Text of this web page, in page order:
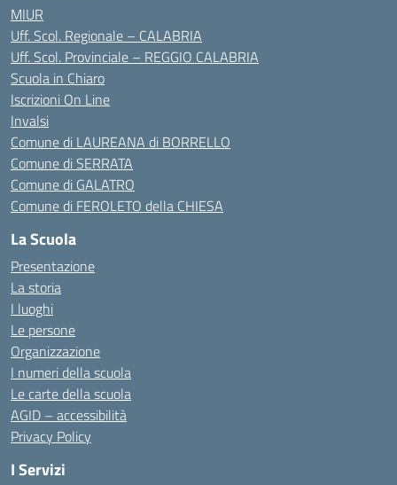
MIUR
Uff. Scol. Regionale – CALABRIA
Uff. Scol. Provinciale – REGGIO CALABRIA
Scuola in Chiaro
Iscrizioni On Line
Invalsi
Comune di LAUREANA di BORRELLO
Comune di SERRATA
Comune di GALATRO
Comune di FEROLETO della CHIESA
La Scuola
Presentazione
La storia
I luoghi
Le persone
Organizzazione
I numeri della scuola
Le carte della scuola
AGID – accessibilità
Privacy Policy
I Servizi